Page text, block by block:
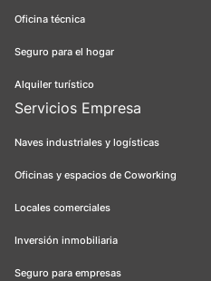
Oficina técnica
Seguro para el hogar
Alquiler turístico
Servicios Empresa
Naves industriales y logísticas
Oficinas y espacios de Coworking
Locales comerciales
Inversión inmobiliaria
Seguro para empresas